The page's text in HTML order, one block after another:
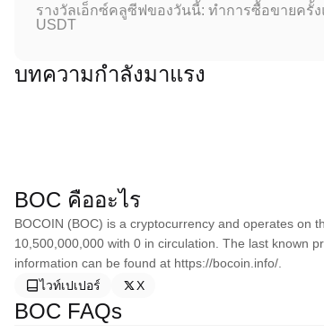
รางวัลเอ็กซ์คลูซีฟของวันนี้: ทำการซื้อขายครั้
USDT
บทความกำลังมาแรง
BOC คืออะไร
BOCOIN (BOC) is a cryptocurrency and operates on
10,500,000,000 with 0 in circulation. The last known
information can be found at https://bocoin.info/.
ไวท์เปเปอร์
X
BOC FAQs